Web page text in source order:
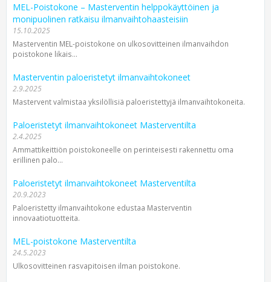
MEL-Poistokone – Masterventin helppokäyttöinen ja
monipuolinen ratkaisu ilmanvaihtohaasteisiin
15.10.2025
Masterventin MEL-poistokone on ulkosovitteinen ilmanvaihdon
poistokone likais...
Masterventin paloeristetyt ilmanvaihtokoneet
2.9.2025
Mastervent valmistaa yksilöllisiä paloeristettyjä ilmanvaihtokoneita.
Paloeristetyt ilmanvaihtokoneet Masterventilta
2.4.2025
Ammattikeittiön poistokoneelle on perinteisesti rakennettu oma
erillinen palo...
Paloeristetyt ilmanvaihtokoneet Masterventilta
20.9.2023
Paloeristetty ilmanvaihtokone edustaa Masterventin
innovaatiotuotteita.
MEL-poistokone Masterventilta
24.5.2023
Ulkosovitteinen rasvapitoisen ilman poistokone.